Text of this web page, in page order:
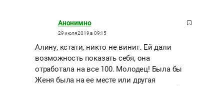
Анонимно
29 июля 2019 в 09:15
Алину, кстати, никто не винит. Ей дали
возможность показать себя, она
отработала на все 100. Молодец! Была бы
Женя была на ее месте или другая